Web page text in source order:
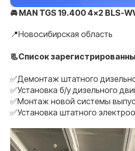
🚘 MAN TGS 19.400 4x2 BLS-
📍Новосибирская область
📃Список
✅Демонтаж штатного
✅Установка б/у дизельного
✅Монтаж новой системы
✅Установка штатного